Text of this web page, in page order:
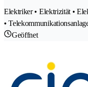
Elektriker • Elektrizität •
•
Geöffnet